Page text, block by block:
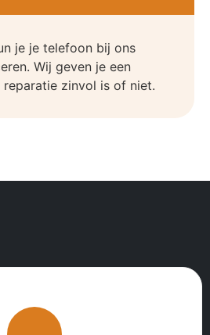
je je telefoon bij ons
Wij geven je een
zinvol is of niet.